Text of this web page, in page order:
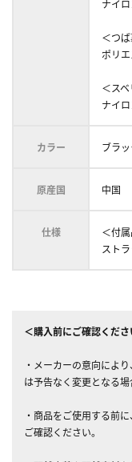
ナイ
＜つ
ポリ
＜ス
ナイ
カラー ブラ
原産国 中国
仕様
＜付
スト
＜購入前にご確認くださ
・メーカーの意向によ
は予告なく変更となる場
・商品をご使用する前
ご確認ください。